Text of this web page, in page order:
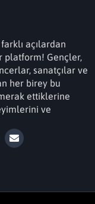
açılardan
platform! Gençler,
sanatçılar ve
her birey bu
ettiklerine
ve